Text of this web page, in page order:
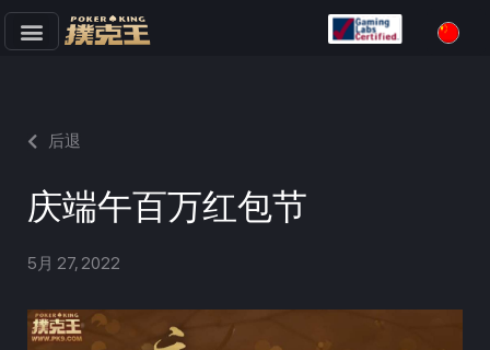
文
后退
庆端午百万红包节
5月 27, 2022